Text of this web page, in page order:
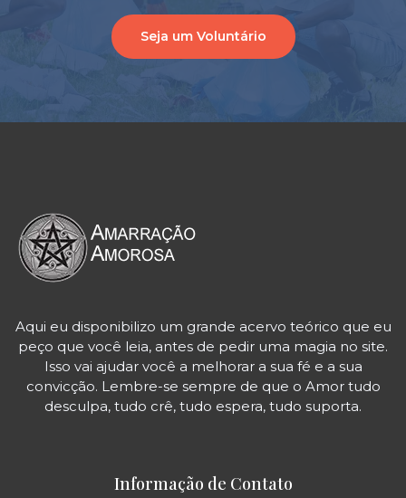
Seja um Voluntário
Aqui eu disponibilizo um grande acervo teórico que eu
peço que você leia, antes de pedir uma magia no site.
Isso vai ajudar você a melhorar a sua fé e a sua
convicção. Lembre-se sempre de que o Amor tudo
desculpa, tudo crê, tudo espera, tudo suporta.
Informação de Contato